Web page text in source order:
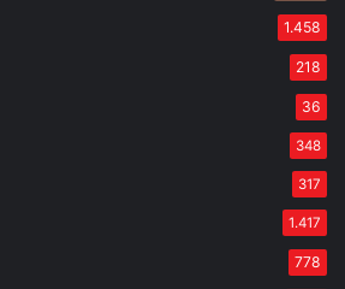
1.458
218
36
348
317
1.417
778